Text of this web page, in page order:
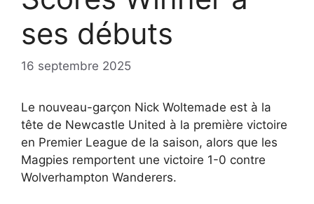
ses débuts
16 septembre 2025
Le nouveau-garçon Nick Woltemade est à la
tête de Newcastle United à la première victoire
en Premier League de la saison, alors que les
Magpies remportent une victoire 1-0 contre
Wolverhampton Wanderers.